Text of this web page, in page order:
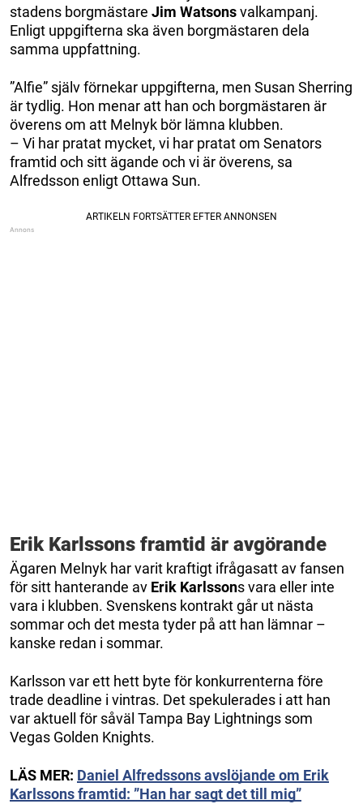
stadens borgmästare Jim Watsonsvalkampanj.
Enligt uppgifterna ska även borgmästaren dela
samma uppfattning.
”Alfie” själv förnekar uppgifterna, men Susan Sherring
är tydlig. Hon menar att han och borgmästaren är
överens om att Melnyk bör lämna klubben.
– Vi har pratat mycket, vi har pratat om Senators
framtid och sitt ägande och vi är överens, sa
Alfredsson enligt Ottawa Sun.
Erik Karlssons framtid är avgörande
Ägaren Melnyk har varit kraftigt ifrågasatt av fansen
för sitt hanterande av Erik Karlssons vara eller inte
vara i klubben. Svenskens kontrakt går ut nästa
sommar och det mesta tyder på att han lämnar –
kanske redan i sommar.
Karlsson var ett hett byte för konkurrenterna före
trade deadline i vintras. Det spekulerades i att han
var aktuell för såväl Tampa Bay Lightnings som
Vegas Golden Knights.
LÄS MER: Daniel Alfredssons avslöjande om Erik
Karlssons framtid: ”Han har sagt det till mig”